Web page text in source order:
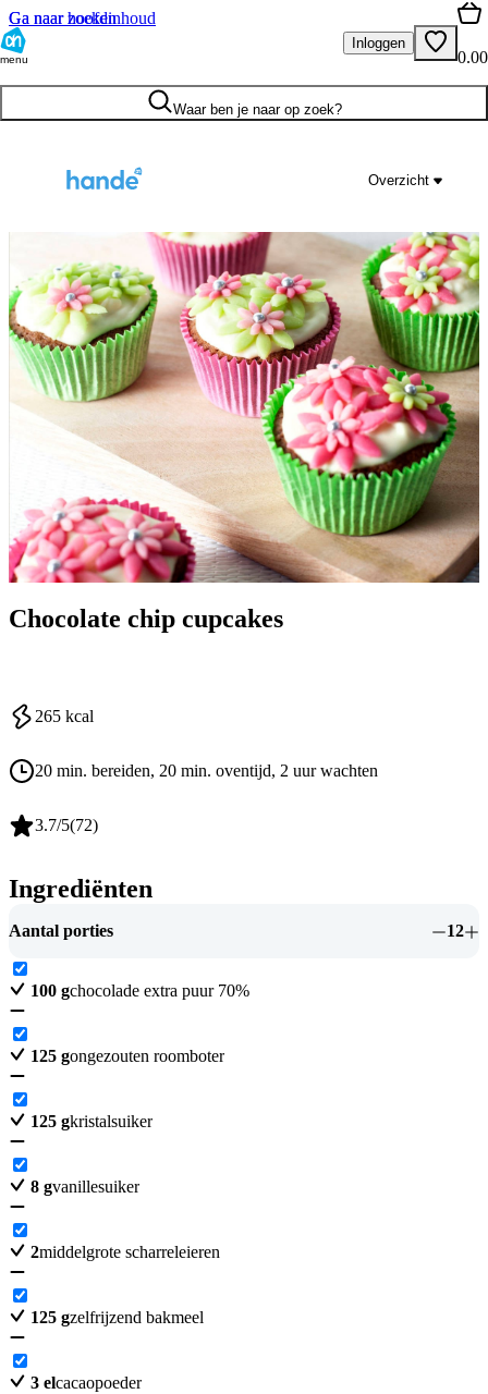
Ga naar hoofdinhoud
Ga naar zoeken
menu
Inloggen
0.00
Waar ben je naar op zoek?
Overzicht
Chocolate chip cupcakes
265 kcal
20 min. bereiden, 20 min. oventijd, 2 uur wachten
3.7/5(72)
Ingrediënten
Aantal porties 12
100 gchocolade extra puur 70%
125 gongezouten roomboter
125 gkristalsuiker
8 gvanillesuiker
2middelgrote scharreleieren
125 gzelfrijzend bakmeel
3 elcacaopoeder